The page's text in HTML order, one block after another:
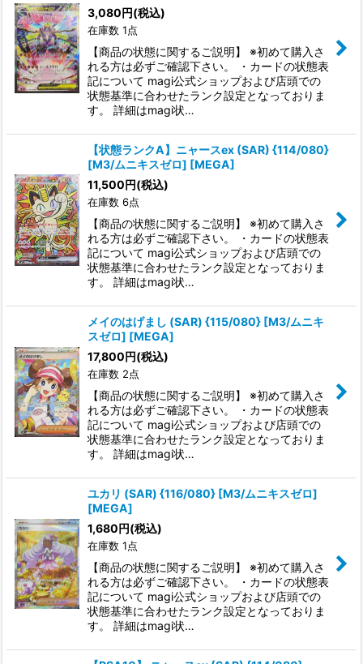
3,080円(税込)
在庫数 1点
【商品の状態に関するご説明】 ※初めて購入さ
れる方は必ずご確認下さい。 ・カードの状態表
記について magi公式ショップおよび店頭での
状態基準に合わせたランク設定となっておりま
す。 詳細はmagi状…
【状態ランクA】ニャースex (SAR) {114/080}
[M3/ムニキスゼロ] [MEGA]
11,500円(税込)
在庫数 6点
【商品の状態に関するご説明】 ※初めて購入さ
れる方は必ずご確認下さい。 ・カードの状態表
記について magi公式ショップおよび店頭での
状態基準に合わせたランク設定となっておりま
す。 詳細はmagi状…
メイのはげまし (SAR) {115/080} [M3/ムニキ
スゼロ] [MEGA]
17,800円(税込)
在庫数 2点
【商品の状態に関するご説明】 ※初めて購入さ
れる方は必ずご確認下さい。 ・カードの状態表
記について magi公式ショップおよび店頭での
状態基準に合わせたランク設定となっておりま
す。 詳細はmagi状…
ユカリ (SAR) {116/080} [M3/ムニキスゼロ]
[MEGA]
1,680円(税込)
在庫数 1点
【商品の状態に関するご説明】 ※初めて購入さ
れる方は必ずご確認下さい。 ・カードの状態表
記について magi公式ショップおよび店頭での
状態基準に合わせたランク設定となっておりま
す。 詳細はmagi状…